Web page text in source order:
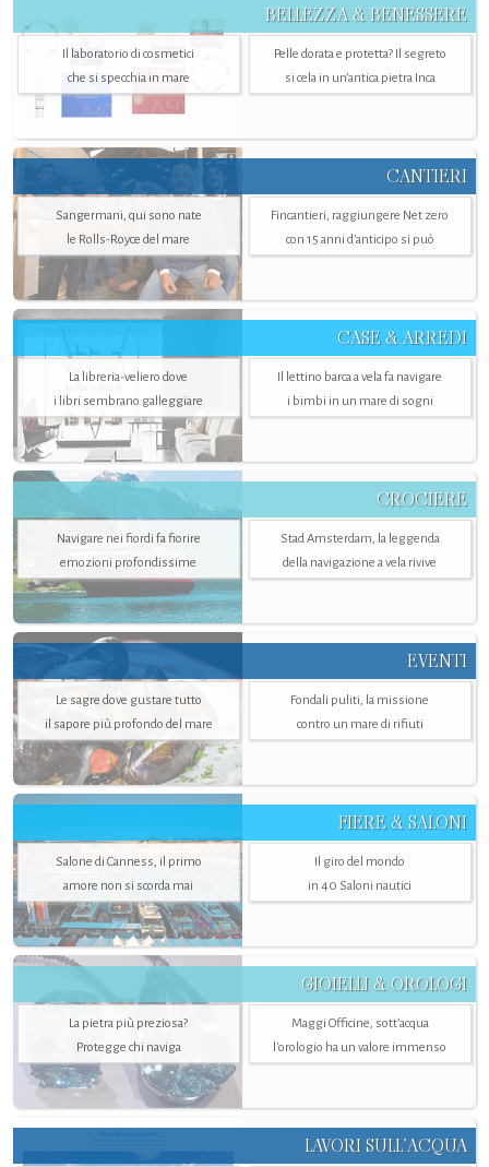
BELLEZZA & BENESSERE
Il laboratorio di cosmetici
che si specchia in mare
Pelle dorata e protetta? Il segreto
si cela in un’antica pietra Inca
CANTIERI
Sangermani, qui sono nate
le Rolls-Royce del mare
Fincantieri, raggiungere Net zero
con 15 anni d'anticipo si può
CASE & ARREDI
La libreria-veliero dove
i libri sembrano galleggiare
Il lettino barca a vela fa navigare
i bimbi in un mare di sogni
CROCIERE
Navigare nei fiordi fa fiorire
emozioni profondissime
Stad Amsterdam, la leggenda
della navigazione a vela rivive
EVENTI
Le sagre dove gustare tutto
il sapore più profondo del mare
Fondali puliti, la missione
contro un mare di rifiuti
FIERE & SALONI
Salone di Canness, il primo
amore non si scorda mai
Il giro del mondo
in 40 Saloni nautici
GIOIELLI & OROLOGI
La pietra più preziosa?
Protegge chi naviga
Maggi Officine, sott’acqua
l'orologio ha un valore immenso
LAVORI SULL’ACQUA